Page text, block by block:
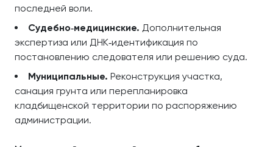
последней воли.
Судебно‑медицинские. Дополнительная
экспертиза или ДНК‑идентификация по
постановлению следователя или решению суда.
Муниципальные. Реконструкция участка,
санация грунта или перепланировка
кладбищенской территории по распоряжению
администрации.